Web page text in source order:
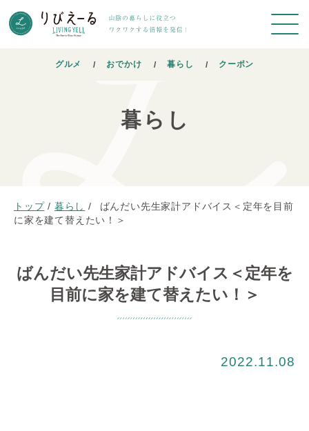
グルメ おでかけ 暮らし クーポン
暮らし
トップ / 暮らし /
ばんだい先生家計アドバイス＜定年を目前
に家を建て替えたい！＞
ばんだい先生家計アドバイス＜定年を
目前に家を建て替えたい！＞
2022.11.08